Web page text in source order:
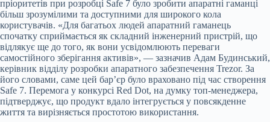
пріоритетів при розробці Safe 7 було зробити апаратні гаманці
більш зрозумілими та доступними для широкого кола
користувачів. «Для багатьох людей апаратний гаманець
спочатку сприймається як складний інженерний пристрій, що
відлякує ще до того, як вони усвідомлюють переваги
самостійного зберігання активів», — зазначив Адам Будинський,
керівник відділу розробки апаратного забезпечення Trezor. За
його словами, саме цей бар’єр було враховано під час створення
Safe 7. Перемога у конкурсі Red Dot, на думку топ-менеджера,
підтверджує, що продукт вдало інтегрується у повсякденне
життя та вирізняється простотою використання.